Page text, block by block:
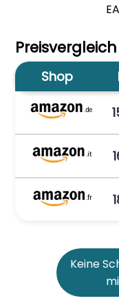
Preisvergleich
Shop
Keine